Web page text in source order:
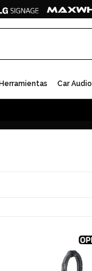
Herramientas Car Audio